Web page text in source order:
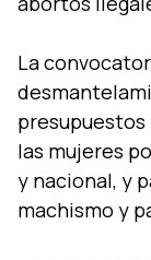
La
las mujeres
y nacional, y
machismo y